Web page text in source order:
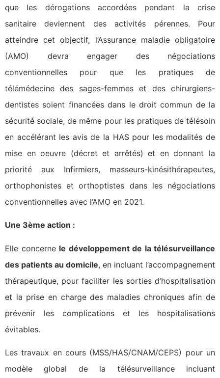
que les dérogations accordées pendant la crise
sanitaire deviennent des activités pérennes. Pour
atteindre cet objectif, l’Assurance maladie obligatoire
(AMO) devra engager des négociations
conventionnelles pour que les pratiques de
télémédecine des sages-femmes et des chirurgiens-
dentistes soient financées dans le droit commun de la
sécurité sociale, de même pour les pratiques de télésoin
en accélérant les avis de la HAS pour les modalités de
mise en oeuvre (décret et arrêtés) et en donnant la
priorité aux Infirmiers, masseurs-kinésithérapeutes,
orthophonistes et orthoptistes dans les négociations
conventionnelles avec l’AMO en 2021.
Une 3ème action :
Elle concerne le développement de la télésurveillance
des patients au domicile, en incluant l’accompagnement
thérapeutique, pour faciliter les sorties d’hospitalisation
et la prise en charge des maladies chroniques afin de
prévenir les complications et les hospitalisations
évitables.
Les travaux en cours (MSS/HAS/CNAM/CEPS) pour un
modèle global de la télésurveillance incluant